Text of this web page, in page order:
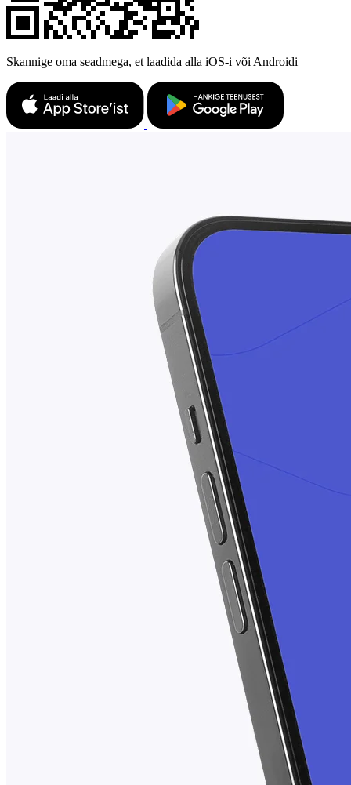
Skannige oma seadmega, et laadida alla iOS-i või Androidi